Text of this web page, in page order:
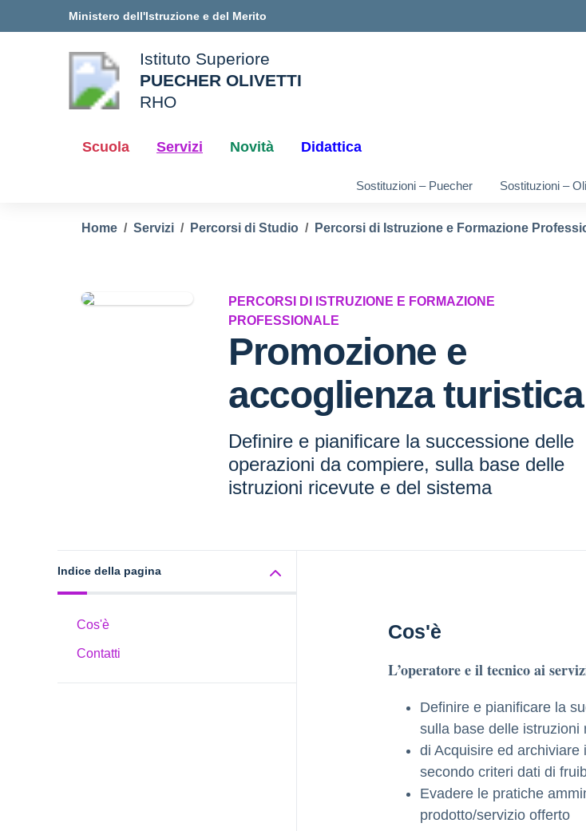
Ministero dell'Istruzione e del Merito
della scuola
Istituto Superiore
PUECHER OLIVETTI
RHO
Scuola Servizi Novità Didattica
Sostituzioni – Puecher Sostituzioni –
Home Servizi Percorsi di Studio Percorsi di Istruzione e Formazione
PERCORSI DI ISTRUZIONE E FORMAZIONE
PROFESSIONALE
Promozione e
accoglienza turistica
Deﬁnire e pianiﬁcare la successione delle
operazioni da compiere, sulla base delle
istruzioni ricevute e del sistema
Indice della pagina
Cos'è
Contatti
Cos'è
L’operatore e il tecnico ai
Deﬁnire e pianiﬁcare la
sulla base delle istruzioni
di Acquisire ed
secondo criteri dati di
Evadere le pratiche
prodotto/servizio offerto